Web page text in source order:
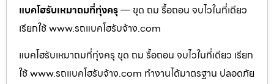
แบคโฮรับเหมาถมที่ทุ่งครุ— ขุด ถม รื้อถอน จบไวในที่เดียว
เรียกใช้ www.รถแบคโฮรับจ้าง.com
แบคโฮรับเหมาถมที่ทุ่งครุ ขุด ถม รื้อถอน จบไวในที่เดียว เรียก
ใช้ www.รถแบคโฮรับจ้าง.com ทำงานได้มาตรฐาน ปลอดภัย